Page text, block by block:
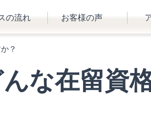
の流れ お客様の声
？
な在留資